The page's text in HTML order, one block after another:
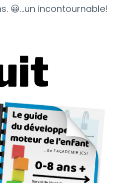
😀...un incontournable!